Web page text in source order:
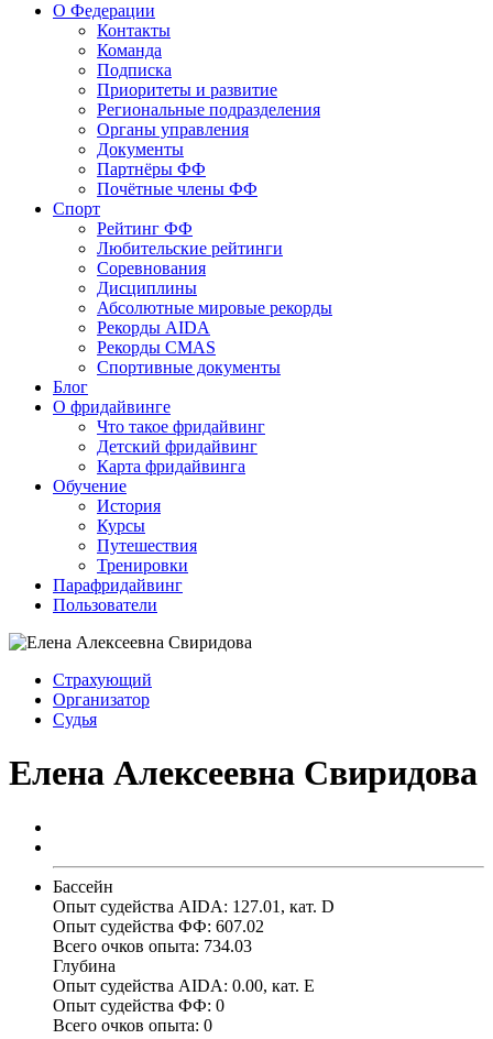
О Федерации
Контакты
Команда
Подписка
Приоритеты и развитие
Региональные подразделения
Органы управления
Документы
Партнёры ФФ
Почётные члены ФФ
Спорт
Рейтинг ФФ
Любительские рейтинги
Соревнования
Дисциплины
Абсолютные мировые рекорды
Рекорды AIDA
Рекорды CMAS
Спортивные документы
Блог
О фридайвинге
Что такое фридайвинг
Детский фридайвинг
Карта фридайвинга
Обучение
История
Курсы
Путешествия
Тренировки
Парафридайвинг
Пользователи
Страхующий
Организатор
Судья
Елена Алексеевна Свиридова
Бассейн
Опыт судейства AIDA: 127.01, кат. D
Опыт судейства ФФ: 607.02
Всего очков опыта: 734.03
Глубина
Опыт судейства AIDA: 0.00, кат. E
Опыт судейства ФФ: 0
Всего очков опыта: 0